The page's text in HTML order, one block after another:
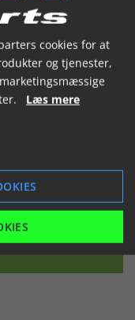
cookies for at
og tjenester,
Læs mere